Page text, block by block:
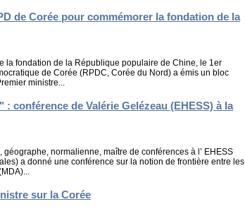
de Corée pour commémorer la fondation de la
la fondation de la République populaire de Chine, le 1er
de Corée (RPDC, Corée du Nord) a émis un bloc
ministre...
conférence de Valérie Gelézeau (EHESS) à la
normalienne, maître de conférences à l’ EHESS
a donné une conférence sur la notion de frontière entre les
sur la Corée